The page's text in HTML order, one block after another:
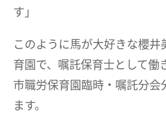
す」
このように馬が大好きな櫻
育園で、嘱託保育士として働
市職労保育園臨時・嘱託分会
ます。